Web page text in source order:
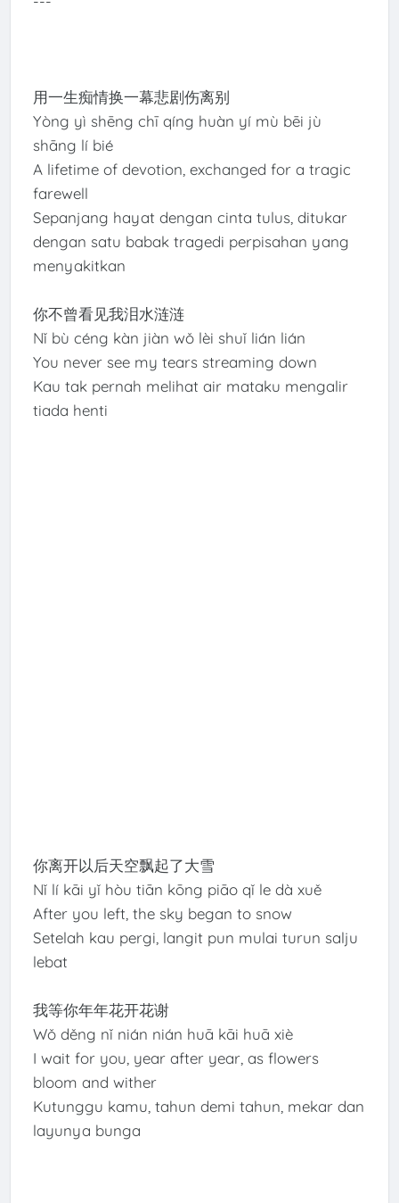
用一生痴情换一幕悲剧伤离别
Yòng yì shēng chī qíng huàn yí mù bēi jù
shāng lí bié
A lifetime of devotion, exchanged for a tragic
farewell
Sepanjang hayat dengan cinta tulus, ditukar
dengan satu babak tragedi perpisahan yang
menyakitkan
你不曾看见我泪水涟涟
Nǐ bù céng kàn jiàn wǒ lèi shuǐ lián lián
You never see my tears streaming down
Kau tak pernah melihat air mataku mengalir
tiada henti
你离开以后天空飘起了大雪
Nǐ lí kāi yǐ hòu tiān kōng piāo qǐ le dà xuě
After you left, the sky began to snow
Setelah kau pergi, langit pun mulai turun salju
lebat
我等你年年花开花谢
Wǒ děng nǐ nián nián huā kāi huā xiè
I wait for you, year after year, as flowers
bloom and wither
Kutunggu kamu, tahun demi tahun, mekar dan
layunya bunga